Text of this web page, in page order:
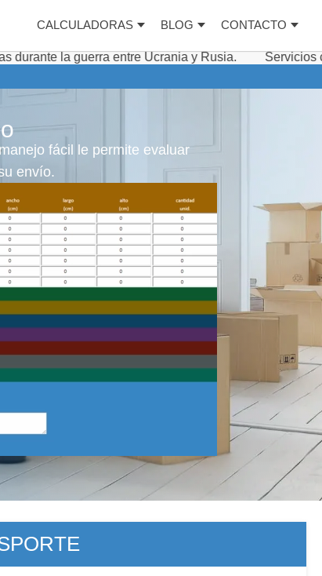
CALCULADORAS BLOG CONTACTO
entre Ucrania y Rusia.
Servicios
fácil le permite evaluar
envío.